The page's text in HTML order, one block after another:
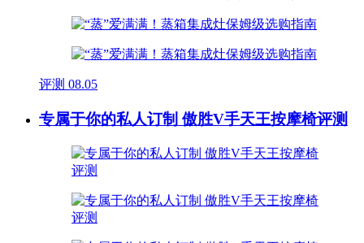
评测 08.05
专属于你的私人订制 傲胜V手天王按摩椅评测